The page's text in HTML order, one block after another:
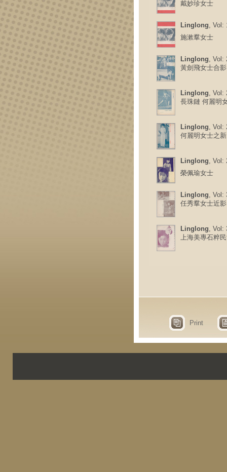
戴妙珍女士
Linglong, Vol:
施漱羣女士
Linglong, Vol:
黃劍飛女士合影
Linglong, Vol:
長珠鏈 何麗明
Linglong, Vol:
何麗明女士之
Linglong, Vol:
榮佩瑜女士
Linglong, Vol:
任秀羣女士近影
Linglong, Vol:
上海美專石粹
Print